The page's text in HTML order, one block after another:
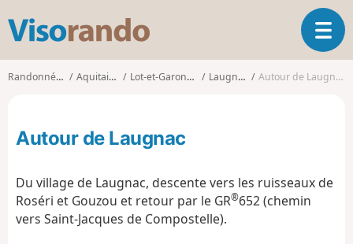
s
o
d
O
u
r
a
Randonnées Aquitaine Lot-et-Garonne Laugnac Autour de Laugnac
Autour de Laugnac
Du village de Laugnac, descente vers les ruisseaux de
Roséri et Gouzou et retour par le GR®652 (chemin
vers Saint-Jacques de Compostelle).